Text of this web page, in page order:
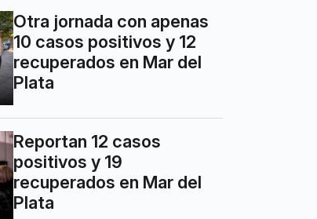
Otra jornada con apenas
10 casos positivos y 12
recuperados en Mar del
Plata
Reportan 12 casos
positivos y 19
recuperados en Mar del
Plata